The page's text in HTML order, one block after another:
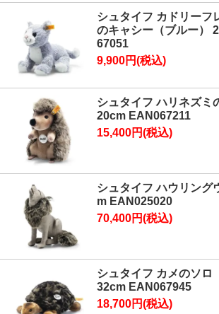
シュタイフ カドリーフ
のキャシー（ブルー）
67051
9,900円(税込)
シュタイフ ハリネズミ
20cm EAN067211
15,400円(税込)
シュタイフ ハウリング
m EAN025020
70,400円(税込)
シュタイフ カメのソロ
32cm EAN067945
18,700円(税込)